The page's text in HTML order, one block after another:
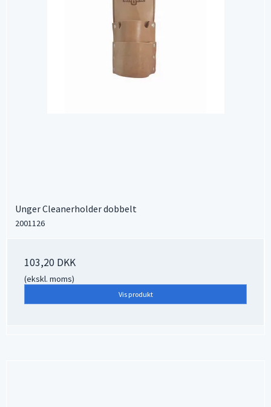
Unger Cleanerholder dobbelt
2001126
103,20 DKK
(ekskl. moms)
Vis produkt